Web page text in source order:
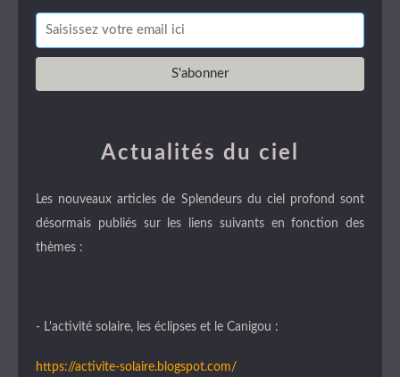
Actualités du ciel
Les nouveaux articles de Splendeurs du ciel profond sont
désormais publiés sur les liens suivants en fonction des
thèmes :
- L'activité solaire, les éclipses et le Canigou :
https://activite-solaire.blogspot.com/